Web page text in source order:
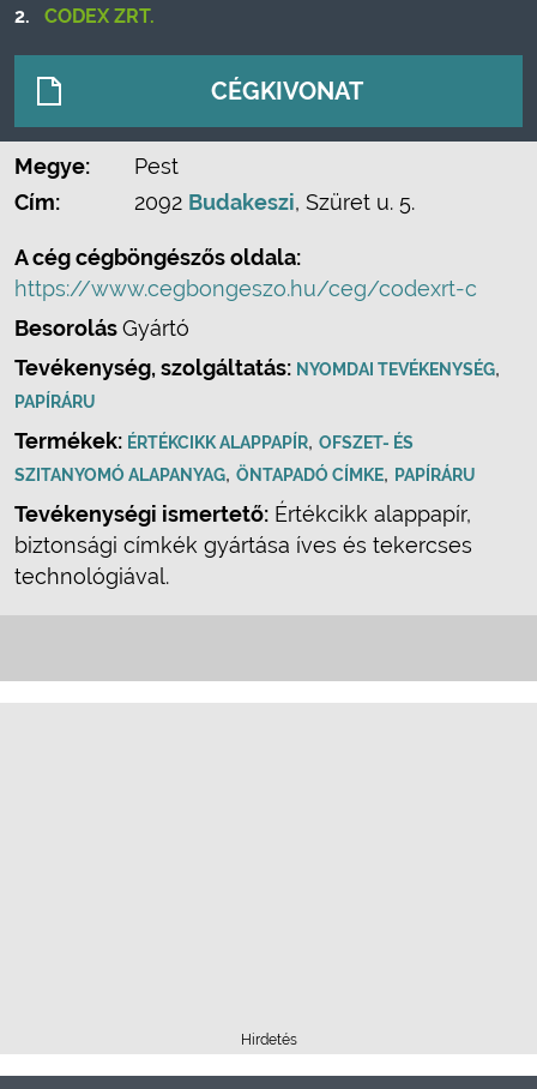
2. CODEX ZRT.
CÉGKIVONAT
Megye:
Pest
Cím:
2092 Budakeszi, Szüret u. 5.
A cég cégböngészős oldala:
https://www.cegbongeszo.hu/ceg/codexrt-c
BesorolásGyártó
Tevékenység, szolgáltatás: NYOMDAI TEVÉKENYSÉG,
PAPÍRÁRU
Termékek: ÉRTÉKCIKK ALAPPAPÍR, OFSZET- ÉS
SZITANYOMÓ ALAPANYAG, ÖNTAPADÓ CÍMKE, PAPÍRÁRU
Tevékenységi ismertető: Értékcikk alappapír,
biztonsági címkék gyártása íves és tekercses
technológiával.
Hirdetés